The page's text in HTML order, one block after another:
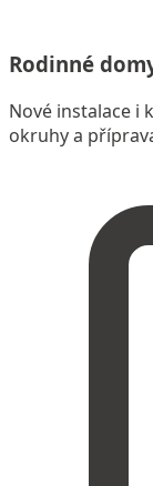
Rodinné
Nové instalace i
okruhy a